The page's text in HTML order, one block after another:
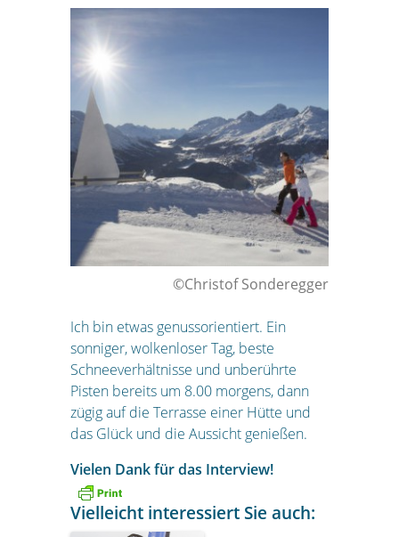
©Christof Sonderegger
Ich bin etwas genussorientiert. Ein
sonniger, wolkenloser Tag, beste
Schneeverhältnisse und unberührte
Pisten bereits um 8.00 morgens, dann
zügig auf die Terrasse einer Hütte und
das Glück und die Aussicht genießen.
Vielen Dank für das Interview!
Vielleicht interessiert Sie auch: